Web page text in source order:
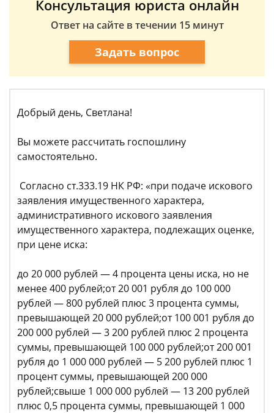
Консультация юриста онлайн
Ответ на сайте в течении 15 минут
Задать вопрос
Добрый день, Светлана!
Вы можете рассчитать госпошлину
самостоятельно.
Согласно ст.333.19 НК РФ: «при подаче искового
заявления имущественного характера,
административного искового заявления
имущественного характера, подлежащих оценке,
при цене иска:
до 20 000 рублей — 4 процента цены иска, но не
менее 400 рублей;от 20 001 рубля до 100 000
рублей — 800 рублей плюс 3 процента суммы,
превышающей 20 000 рублей;от 100 001 рубля до
200 000 рублей — 3 200 рублей плюс 2 процента
суммы, превышающей 100 000 рублей;от 200 001
рубля до 1 000 000 рублей — 5 200 рублей плюс 1
процент суммы, превышающей 200 000
рублей;свыше 1 000 000 рублей — 13 200 рублей
плюс 0,5 процента суммы, превышающей 1 000